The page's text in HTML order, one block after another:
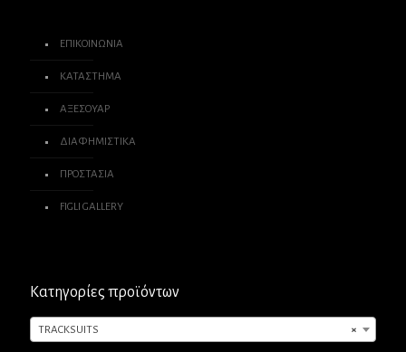
ΕΠΙΚΟΙΝΩΝΙΑ
ΚΑΤΑΣΤΗΜΑ
ΑΞΕΣΟΥΑΡ
ΔΙΑΦΗΜΙΣΤΙΚΑ
ΠΡΟΣΤΑΣΙΑ
FIGLI GALLERY
Κατηγορίες προϊόντων
×
TRACKSUITS